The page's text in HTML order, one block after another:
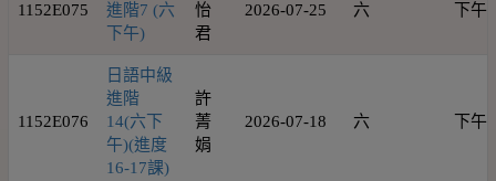
1152E075
進階7 (六
下午)
怡
君
2026-07-25 六 下午
1152E076
日語中級
進階
14(六下
午)(進度
16-17課)
許
菁
娟
2026-07-18 六 下午